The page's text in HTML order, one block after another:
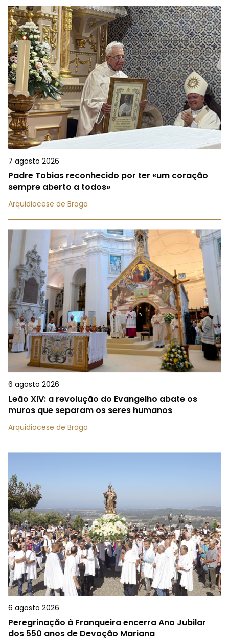
7 agosto 2026
Padre Tobias reconhecido por ter «um coração
sempre aberto a todos»
Arquidiocese de Braga
6 agosto 2026
Leão XIV: a revolução do Evangelho abate os
muros que separam os seres humanos
Arquidiocese de Braga
6 agosto 2026
Peregrinação à Franqueira encerra Ano Jubilar
dos 550 anos de Devoção Mariana